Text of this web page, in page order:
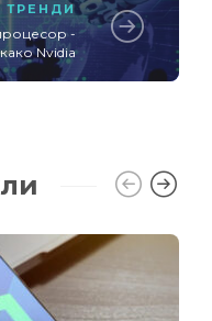
ТРЕНДИ
-
Nvidia